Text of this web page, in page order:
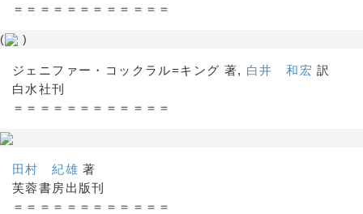
＝＝＝＝＝＝＝＝＝＝＝＝
( )
ジェニファー・コックラル=キング 著, 白井 和宏 訳
白水社刊
＝＝＝＝＝＝＝＝＝＝＝＝
田村 紀雄 著
芙蓉書房出版刊
＝＝＝＝＝＝＝＝＝＝＝＝